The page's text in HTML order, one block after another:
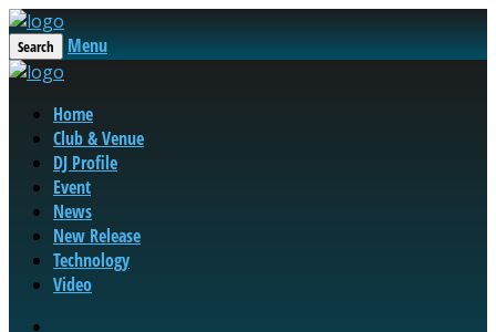
Search Menu
Home
Club & Venue
DJ Profile
Event
News
New Release
Technology
Video